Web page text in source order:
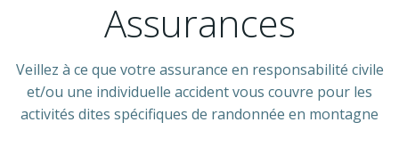
Assurances
Veillez à ce que votre assurance en responsabilité civile
et/ou une individuelle accident vous couvre pour les
activités dites spécifiques de randonnée en montagne